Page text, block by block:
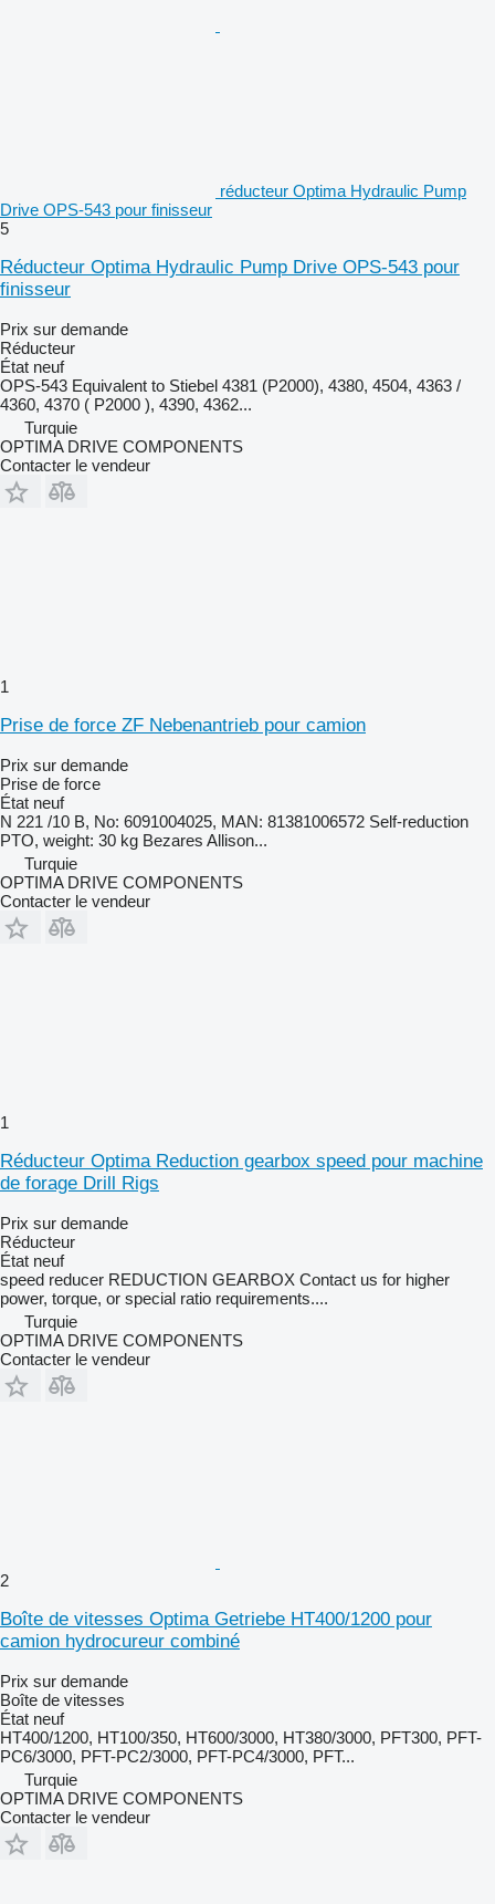
réducteur Optima Hydraulic Pump
Drive OPS-543 pour finisseur
5
Réducteur Optima Hydraulic Pump Drive OPS-543 pour
finisseur
Prix sur demande
Réducteur
État neuf
OPS-543 Equivalent to Stiebel 4381 (P2000), 4380, 4504, 4363 /
4360, 4370 ( P2000 ), 4390, 4362...
Turquie
OPTIMA DRIVE COMPONENTS
Contacter le vendeur
1
Prise de force ZF Nebenantrieb pour camion
Prix sur demande
Prise de force
État neuf
N 221 /10 B, No: 6091004025, MAN: 81381006572 Self-reduction
PTO, weight: 30 kg Bezares Allison...
Turquie
OPTIMA DRIVE COMPONENTS
Contacter le vendeur
1
Réducteur Optima Reduction gearbox speed pour machine
de forage Drill Rigs
Prix sur demande
Réducteur
État neuf
speed reducer REDUCTION GEARBOX Contact us for higher
power, torque, or special ratio requirements....
Turquie
OPTIMA DRIVE COMPONENTS
Contacter le vendeur
2
Boîte de vitesses Optima Getriebe HT400/1200 pour
camion hydrocureur combiné
Prix sur demande
Boîte de vitesses
État neuf
HT400/1200, HT100/350, HT600/3000, HT380/3000, PFT300, PFT-
PC6/3000, PFT-PC2/3000, PFT-PC4/3000, PFT...
Turquie
OPTIMA DRIVE COMPONENTS
Contacter le vendeur